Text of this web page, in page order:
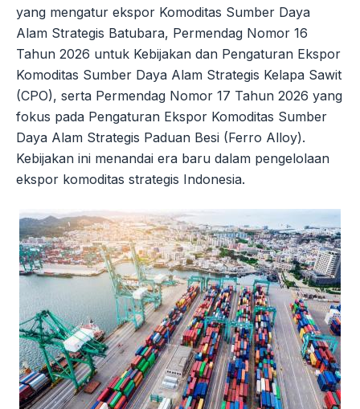
yang mengatur ekspor Komoditas Sumber Daya
Alam Strategis Batubara, Permendag Nomor 16
Tahun 2026 untuk Kebijakan dan Pengaturan Ekspor
Komoditas Sumber Daya Alam Strategis Kelapa Sawit
(CPO), serta Permendag Nomor 17 Tahun 2026 yang
fokus pada Pengaturan Ekspor Komoditas Sumber
Daya Alam Strategis Paduan Besi (Ferro Alloy).
Kebijakan ini menandai era baru dalam pengelolaan
ekspor komoditas strategis Indonesia.